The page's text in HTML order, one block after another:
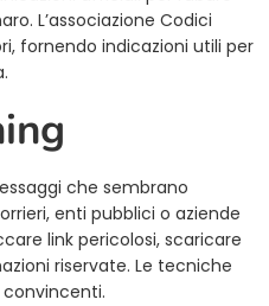
L’associazione Codici
fornendo indicazioni utili per
che sembrano
enti pubblici o aziende
link pericolosi, scaricare
riservate. Le tecniche